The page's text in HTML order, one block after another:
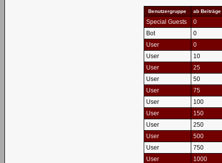
Benutzergruppe ab Beiträge
Special Guests
0
Bot
0
User
0
User
10
User
25
User
50
User
75
User
100
User
150
User
250
User
500
User
750
User
1000